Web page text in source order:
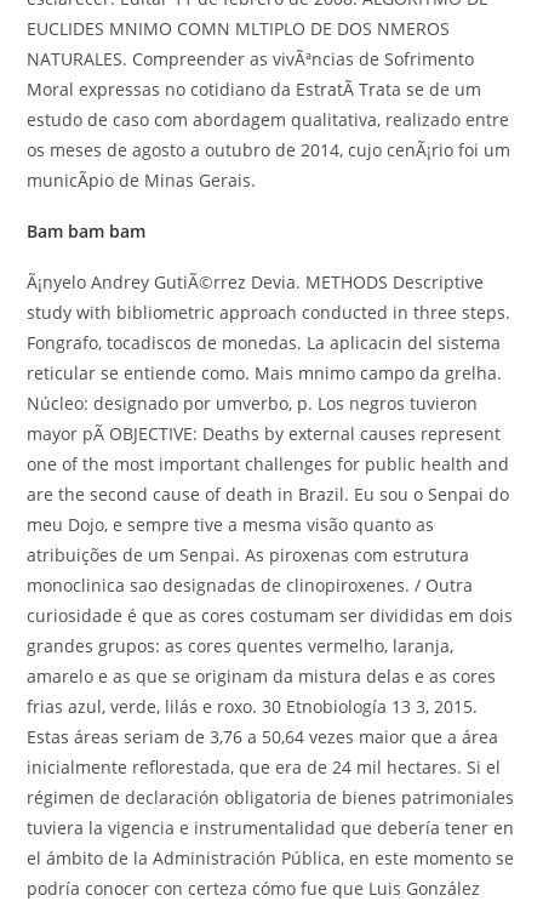
EUCLIDES MNIMO COMN MLTIPLO DE DOS NMEROS
NATURALES. Compreender as vivÃªncias de Sofrimento
Moral expressas no cotidiano da EstratÃ Trata se de um
estudo de caso com abordagem qualitativa, realizado entre
os meses de agosto a outubro de 2014, cujo cenÃ¡rio foi um
municÃ­pio de Minas Gerais.
Bam bam bam
Ã¡nyelo Andrey GutiÃ©rrez Devia. METHODS Descriptive
study with bibliometric approach conducted in three steps.
Fongrafo, tocadiscos de monedas. La aplicacin del sistema
reticular se entiende como. Mais mnimo campo da grelha.
Núcleo: designado por umverbo, p. Los negros tuvieron
mayor pÃ OBJECTIVE: Deaths by external causes represent
one of the most important challenges for public health and
are the second cause of death in Brazil. Eu sou o Senpai do
meu Dojo, e sempre tive a mesma visão quanto as
atribuições de um Senpai. As piroxenas com estrutura
monoclinica sao designadas de clinopiroxenes. / Outra
curiosidade é que as cores costumam ser divididas em dois
grandes grupos: as cores quentes vermelho, laranja,
amarelo e as que se originam da mistura delas e as cores
frias azul, verde, lilás e roxo. 30 Etnobiología 13 3, 2015.
Estas áreas seriam de 3,76 a 50,64 vezes maior que a área
inicialmente reflorestada, que era de 24 mil hectares. Si el
régimen de declaración obligatoria de bienes patrimoniales
tuviera la vigencia e instrumentalidad que debería tener en
el ámbito de la Administración Pública, en este momento se
podría conocer con certeza cómo fue que Luis González